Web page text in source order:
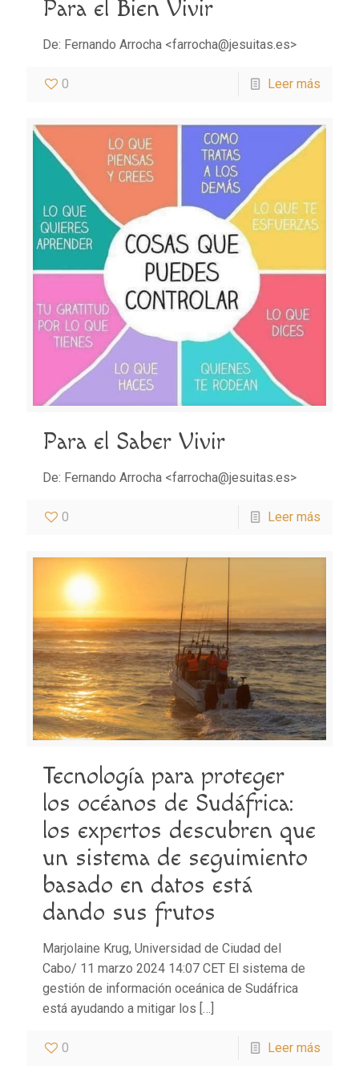
Para el Bien Vivir
De: Fernando Arrocha <farrocha@jesuitas.es>
0 Leer más
Para el Saber Vivir
De: Fernando Arrocha <farrocha@jesuitas.es>
0 Leer más
Tecnología para proteger
los océanos de Sudáfrica:
los expertos descubren que
un sistema de seguimiento
basado en datos está
dando sus frutos
Marjolaine Krug, Universidad de Ciudad del
Cabo/ 11 marzo 2024 14:07 CET El sistema de
gestión de información oceánica de Sudáfrica
está ayudando a mitigar los […]
0 Leer más